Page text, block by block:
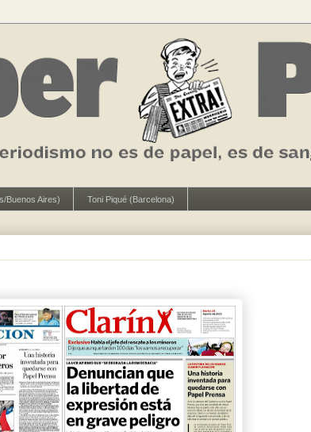
Buenos Aires) Toni Piqué (Barcelona)